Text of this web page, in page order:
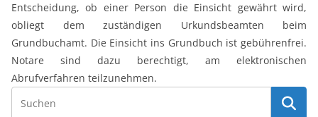
Entscheidung, ob einer Person die Einsicht gewährt wird,
obliegt dem zuständigen Urkundsbeamten beim
Grundbuchamt. Die Einsicht ins Grundbuch ist gebührenfrei.
Notare sind dazu berechtigt, am elektronischen
Abrufverfahren teilzunehmen.